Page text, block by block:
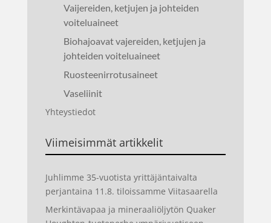
Vaijereiden, ketjujen ja johteiden
voiteluaineet
Biohajoavat vajereiden, ketjujen ja
johteiden voiteluaineet
Ruosteenirrotusaineet
Vaseliinit
Yhteystiedot
Viimeisimmät artikkelit
Juhlimme 35-vuotista yrittäjäntaivalta
perjantaina 11.8. tiloissamme Viitasaarella
Merkintävapaa ja mineraaliöljytön Quaker